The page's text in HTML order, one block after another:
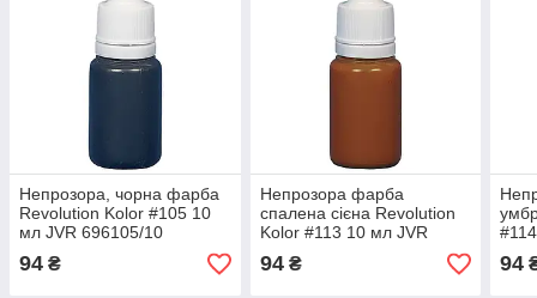
Непрозора, чорна фарба
Revolution Kolor #105 10
мл JVR 696105/10
94 ₴
Непрозора фарба
спалена сієна Revolution
Kolor #113 10 мл JVR
696113/10
94₴ 94